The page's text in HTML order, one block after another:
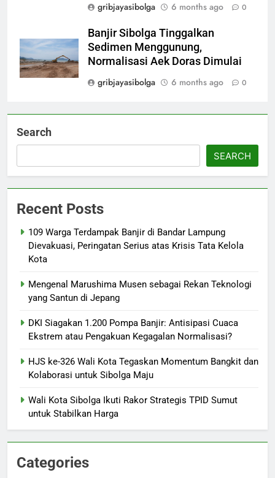
gribjayasibolga
6 months ago 0
Banjir Sibolga Tinggalkan
Sedimen Menggunung,
Normalisasi Aek Doras Dimulai
gribjayasibolga
6 months ago 0
Search
SEARCH
Recent Posts
109 Warga Terdampak Banjir di Bandar Lampung
Dievakuasi, Peringatan Serius atas Krisis Tata Kelola
Kota
Mengenal Marushima Musen sebagai Rekan Teknologi
yang Santun di Jepang
DKI Siagakan 1.200 Pompa Banjir: Antisipasi Cuaca
Ekstrem atau Pengakuan Kegagalan Normalisasi?
HJS ke-326 Wali Kota Tegaskan Momentum Bangkit dan
Kolaborasi untuk Sibolga Maju
Wali Kota Sibolga Ikuti Rakor Strategis TPID Sumut
untuk Stabilkan Harga
Categories